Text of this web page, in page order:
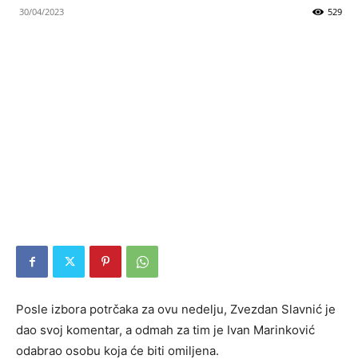
30/04/2023 529
Posle izbora potrčaka za ovu nedelju, Zvezdan Slavnić je
dao svoj komentar, a odmah za tim je Ivan Marinković
odabrao osobu koja će biti omiljena.